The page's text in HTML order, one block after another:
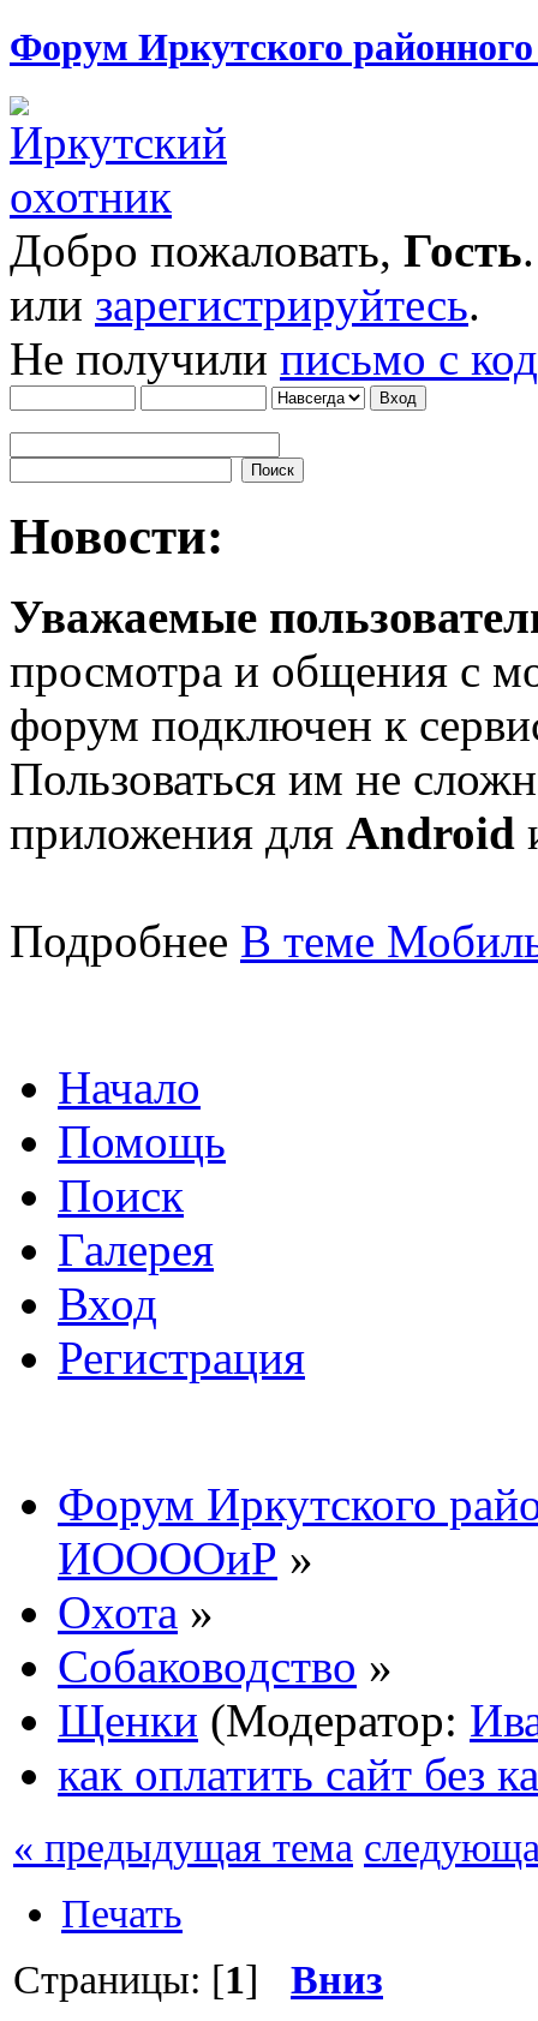
Форум Иркутского
Добро пожаловать, Гость
или зарегистрируйтесь.
Не получили письмо с
Новости:
Уважаемые
просмотра и общения с
форум подключен к
Пользоваться им не
приложения для Android
Подробнее В теме
Начало
Помощь
Поиск
Галерея
Вход
Регистрация
Форум Иркутского
ИООООиР »
Охота »
Собаководство »
Щенки (Модератор:
как оплатить сайт без
« предыдущая тема
Печать
Страницы: [1] Вниз